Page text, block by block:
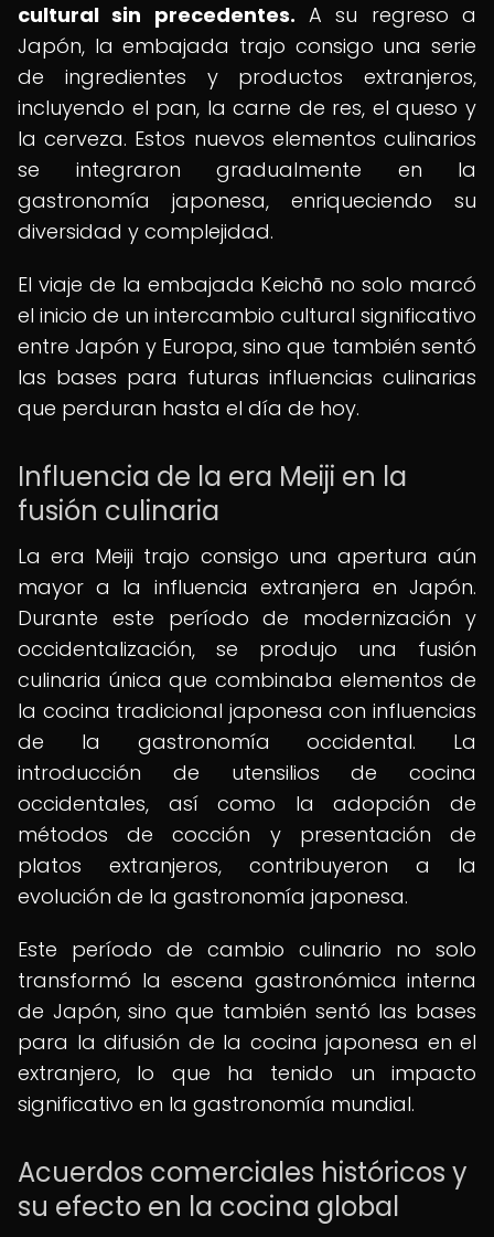
cultural sin precedentes. A su regreso a
Japón, la embajada trajo consigo una serie
de ingredientes y productos extranjeros,
incluyendo el pan, la carne de res, el queso y
la cerveza. Estos nuevos elementos culinarios
se integraron gradualmente en la
gastronomía japonesa, enriqueciendo su
diversidad y complejidad.
El viaje de la embajada Keichō no solo marcó
el inicio de un intercambio cultural significativo
entre Japón y Europa, sino que también sentó
las bases para futuras influencias culinarias
que perduran hasta el día de hoy.
Influencia de la era Meiji en la
fusión culinaria
La era Meiji trajo consigo una apertura aún
mayor a la influencia extranjera en Japón.
Durante este período de modernización y
occidentalización, se produjo una fusión
culinaria única que combinaba elementos de
la cocina tradicional japonesa con influencias
de la gastronomía occidental. La
introducción de utensilios de cocina
occidentales, así como la adopción de
métodos de cocción y presentación de
platos extranjeros, contribuyeron a la
evolución de la gastronomía japonesa.
Este período de cambio culinario no solo
transformó la escena gastronómica interna
de Japón, sino que también sentó las bases
para la difusión de la cocina japonesa en el
extranjero, lo que ha tenido un impacto
significativo en la gastronomía mundial.
Acuerdos comerciales históricos y
su efecto en la cocina global